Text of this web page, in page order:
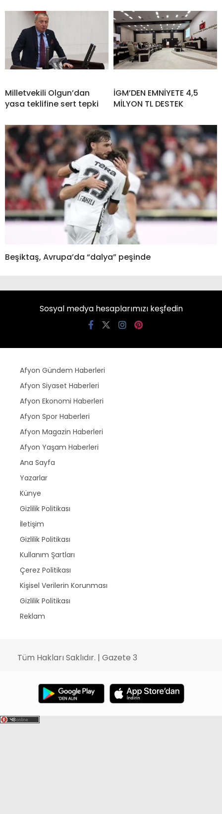
Milletvekili Olgun’dan
yasa teklifine sert tepki
İGM’DEN EMNİYETE 4,5
MİLYON TL DESTEK
Beşiktaş, Avrupa’da “dalya” peşinde
Sosyal medya hesaplarımızı keşfedin
Afyon Gündem Haberleri
Afyon Siyaset Haberleri
Afyon Ekonomi Haberleri
Afyon Spor Haberleri
Afyon Magazin Haberleri
Afyon Yaşam Haberleri
Ana Sayfa
Yazarlar
Künye
Gizlilik Politikası
İletişim
Gizlilik Politikası
Kullanım Şartları
Çerez Politikası
Kişisel Verilerin Korunması
Gizlilik Politikası
Reklam
Tüm Hakları Saklıdır. | Gazete 3